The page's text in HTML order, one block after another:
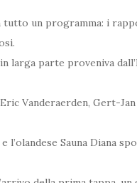
tutto un programma: i
larga parte proveniva
Vanderaerden, Gert-
l’olandese Sauna Diana